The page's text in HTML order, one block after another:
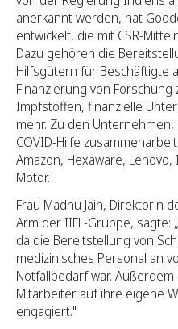
anerkannt werden, hat
entwickelt, die mit CSR-
Dazu gehören die
Hilfsgütern für Beschäftigte
Finanzierung von Forschung
Impfstoffen, finanzielle
mehr. Zu den
COVID-Hilfe
Amazon, Hexaware, Lenovo,
Motor.
Frau Madhu Jain, Direktorin
Arm der IIFL-Gruppe, sagte:
da die Bereitstellung von
medizinisches Personal an
Notfallbedarf war.
Mitarbeiter auf ihre eigene
engagiert."